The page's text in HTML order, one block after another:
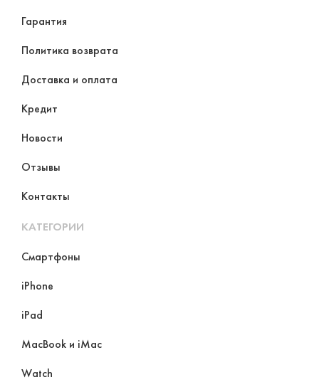
Гарантия
Политика возврата
Доставка и оплата
Кредит
Новости
Отзывы
Контакты
КАТЕГОРИИ
Смартфоны
iPhone
iPad
MacBook и iMac
Watch